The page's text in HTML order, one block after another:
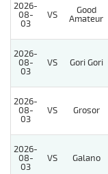
2026-
08-
03
VS
Good
Amateur
2026-
08-
03
VS Gori Gori
2026-
08-
03
VS Grosor
2026-
08-
03
VS Galano